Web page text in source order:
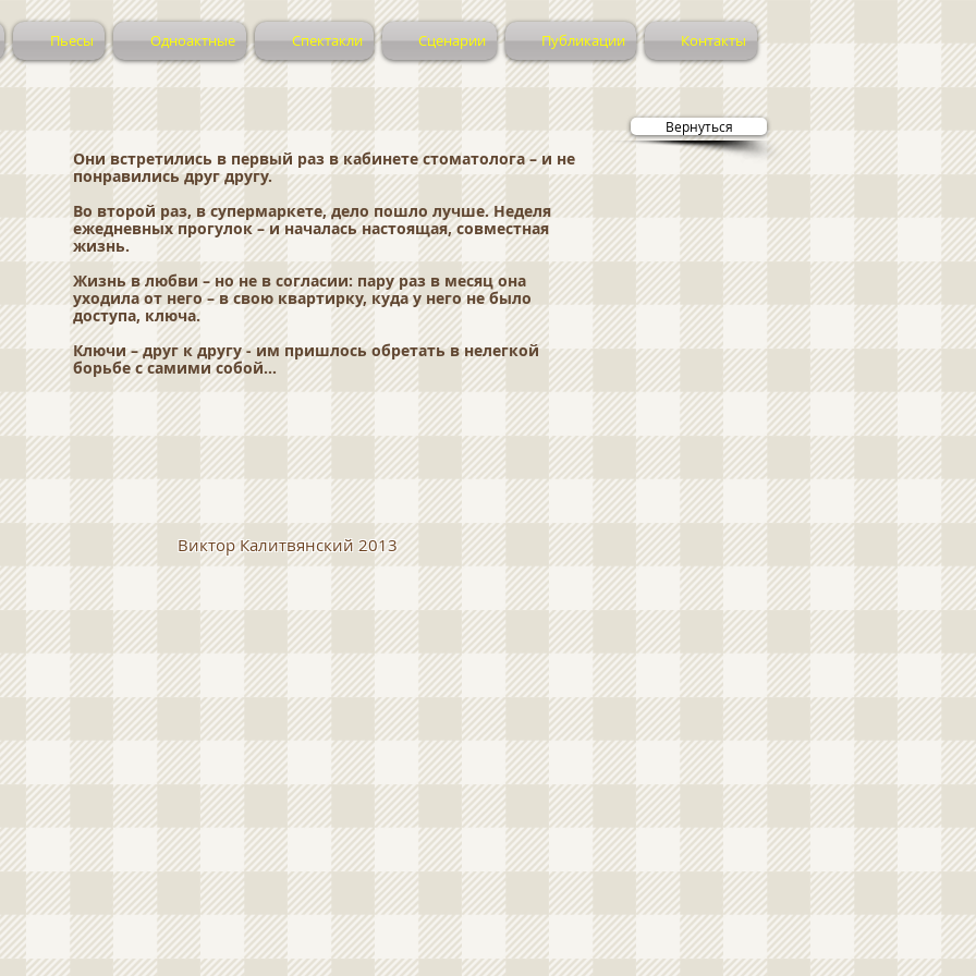
Пьесы Одноактные Спектакли Сценарии Публикации Контакты
Вернуться
Они встретились в первый раз в кабинете стоматолога – и не
понравились друг другу.
Во второй раз, в супермаркете, дело пошло лучше. Неделя
ежедневных прогулок – и началась настоящая, совместная
жизнь.
Жизнь в любви – но не в согласии: пару раз в месяц она
уходила от него – в свою квартирку, куда у него не было
доступа, ключа.
Ключи – друг к другу - им пришлось обретать в нелегкой
борьбе с самими собой…
Калитвянский 2013